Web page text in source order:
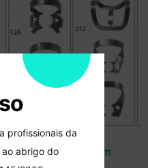
Grampo Rubber-Dam
Glossy – Cerkamed
profissionais da
abrigo do